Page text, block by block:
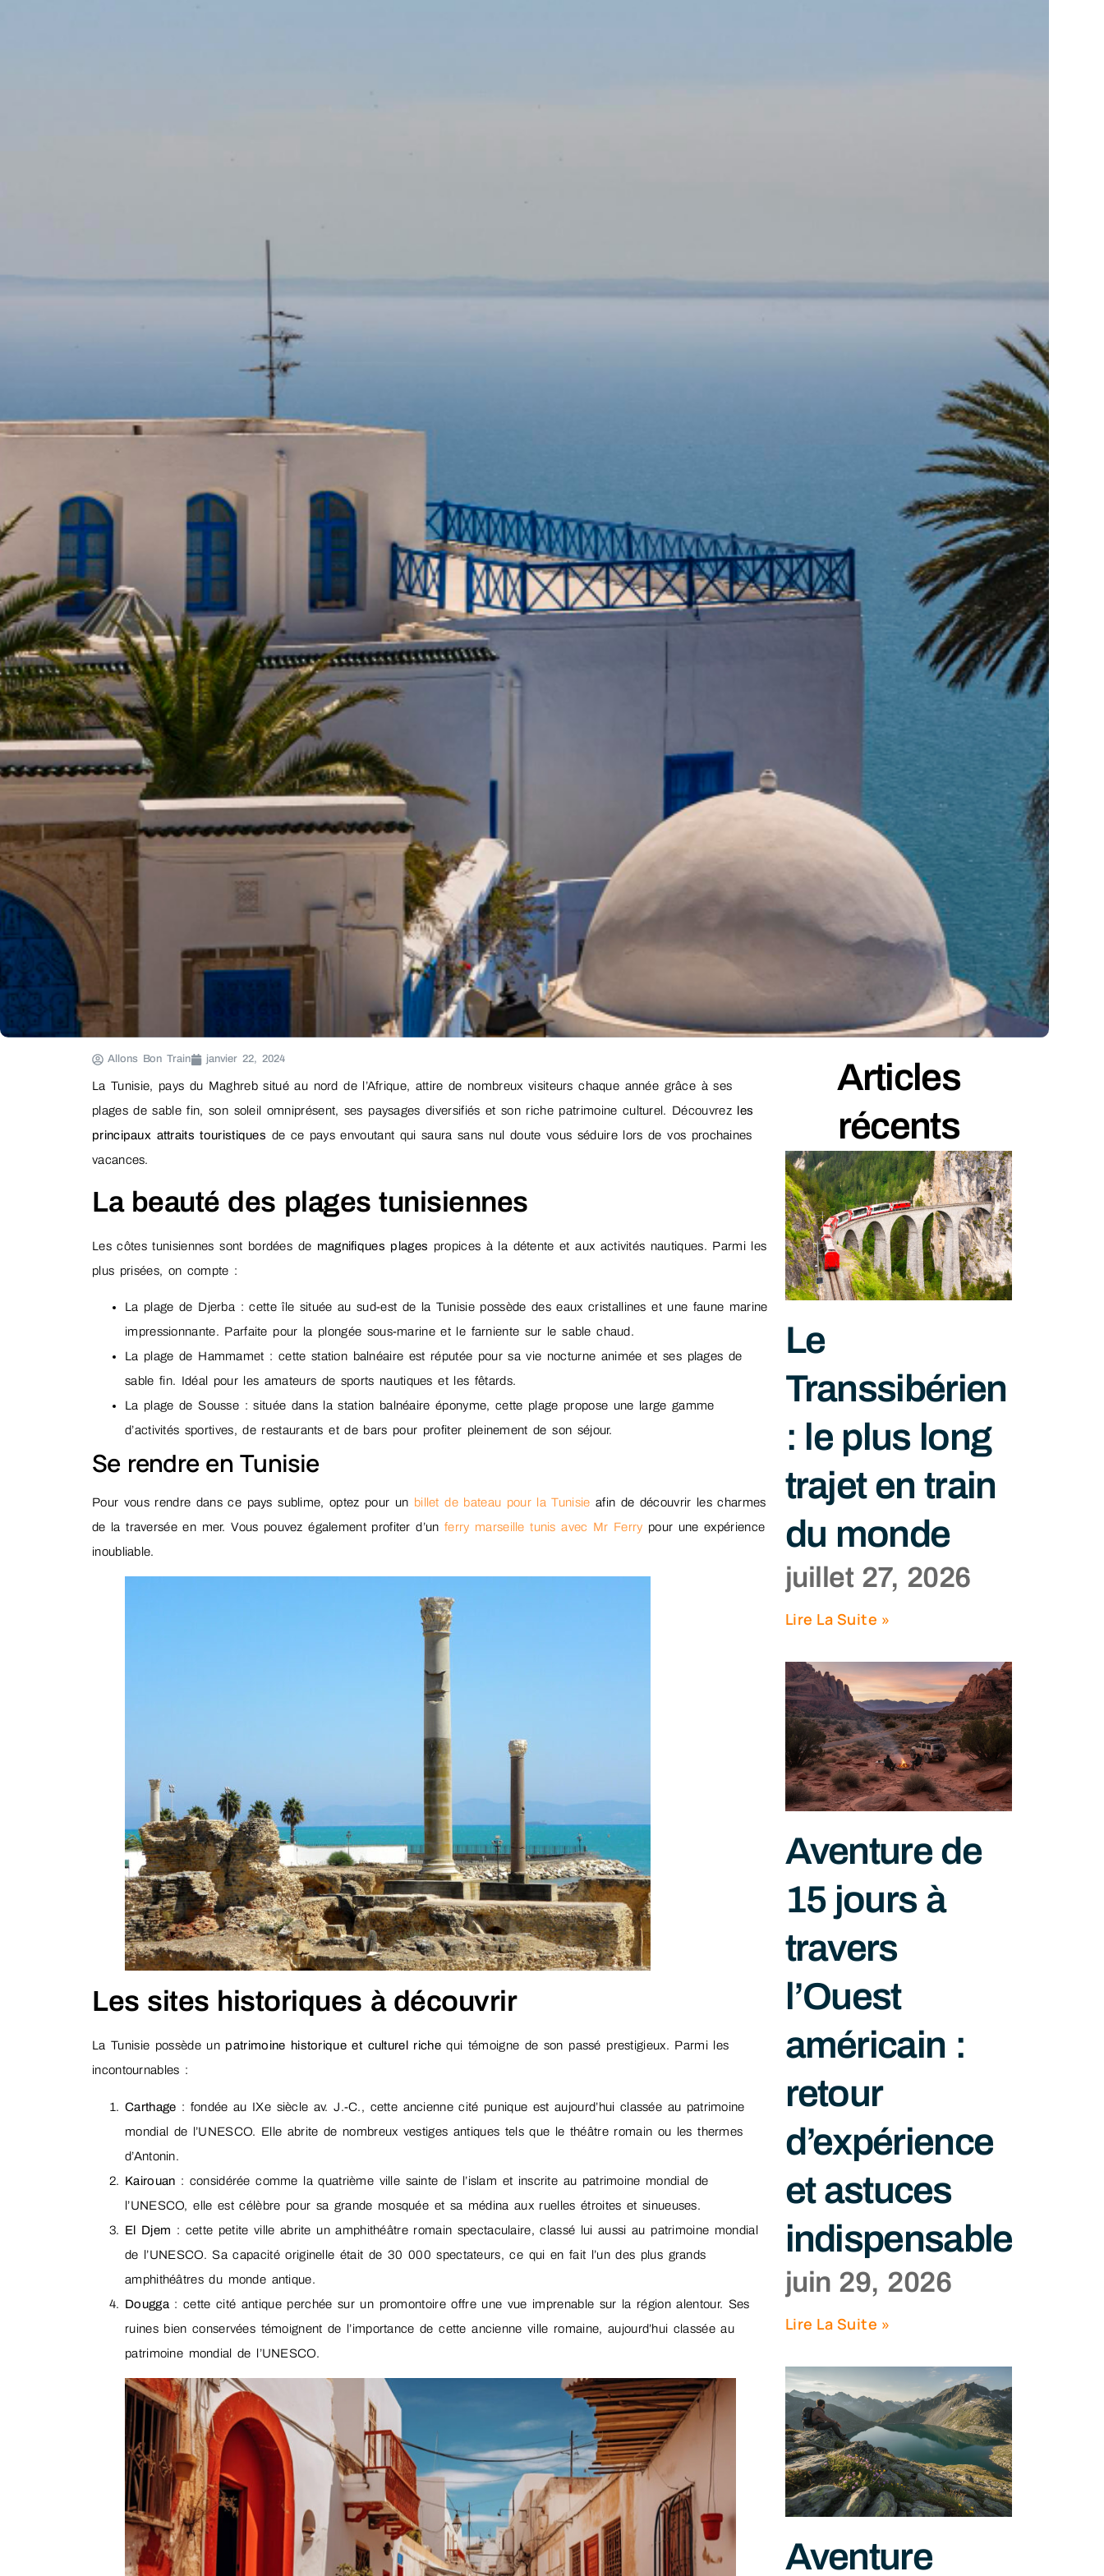
Allons Bon Train janvier 22, 2024
La Tunisie, pays du Maghreb situé au nord de l’Afrique, attire de nombreux visiteurs chaque année grâce à ses
plages de sable fin, son soleil omniprésent, ses paysages diversifiés et son riche patrimoine culturel. Découvrezles
principaux attraits touristiques de ce pays envoutant qui saura sans nul doute vous séduire lors de vos prochaines
vacances.
La beauté des plages tunisiennes
Les côtes tunisiennes sont bordées de magnifiques plages propices à la détente et aux activités nautiques. Parmi les
plus prisées, on compte :
La plage de Djerba : cette île située au sud-est de la Tunisie possède des eaux cristallines et une faune marine
impressionnante. Parfaite pour la plongée sous-marine et le farniente sur le sable chaud.
La plage de Hammamet : cette station balnéaire est réputée pour sa vie nocturne animée et ses plages de
sable fin. Idéal pour les amateurs de sports nautiques et les fêtards.
La plage de Sousse : située dans la station balnéaire éponyme, cette plage propose une large gamme
d’activités sportives, de restaurants et de bars pour profiter pleinement de son séjour.
Se rendre en Tunisie
Pour vous rendre dans ce pays sublime, optez pour un billet de bateau pour la Tunisie afin de découvrir les charmes
de la traversée en mer. Vous pouvez également profiter d’un ferry marseille tunis avec Mr Ferry pour une expérience
inoubliable.
Les sites historiques à découvrir
La Tunisie possède un patrimoine historique et culturel richequi témoigne de son passé prestigieux. Parmi les
incontournables :
Carthage : fondée au IXe siècle av. J.-C., cette ancienne cité punique est aujourd’hui classée au patrimoine
mondial de l’UNESCO. Elle abrite de nombreux vestiges antiques tels que le théâtre romain ou les thermes
d’Antonin.
Kairouan : considérée comme la quatrième ville sainte de l’islam et inscrite au patrimoine mondial de
l’UNESCO, elle est célèbre pour sa grande mosquée et sa médina aux ruelles étroites et sinueuses.
El Djem : cette petite ville abrite un amphithéâtre romain spectaculaire, classé lui aussi au patrimoine mondial
de l’UNESCO. Sa capacité originelle était de 30 000 spectateurs, ce qui en fait l’un des plus grands
amphithéâtres du monde antique.
Dougga : cette cité antique perchée sur un promontoire offre une vue imprenable sur la région alentour. Ses
ruines bien conservées témoignent de l’importance de cette ancienne ville romaine, aujourd’hui classée au
patrimoine mondial de l’UNESCO.
Articles
récents
Le
Transsibérien
: le plus long
trajet en train
du monde
juillet 27, 2026
Lire La Suite »
Aventure de
15 jours à
travers
l’Ouest
américain :
retour
d’expérience
et astuces
indispensables
juin 29, 2026
Lire La Suite »
Aventure